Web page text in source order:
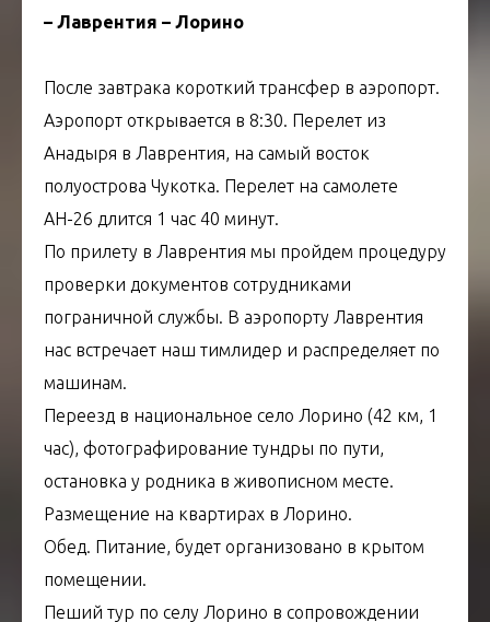
– Лаврентия – Лорино
После завтрака короткий трансфер в аэропорт.
Аэропорт открывается в 8:30. Перелет из
Анадыря в Лаврентия, на самый восток
полуострова Чукотка. Перелет на самолете
АН-26 длится 1 час 40 минут.
По прилету в Лаврентия мы пройдем процедуру
проверки документов сотрудниками
пограничной службы. В аэропорту Лаврентия
нас встречает наш тимлидер и распределяет по
машинам.
Переезд в национальное село Лорино (42 км, 1
час), фотографирование тундры по пути,
остановка у родника в живописном месте.
Размещение на квартирах в Лорино.
Обед. Питание, будет организовано в крытом
помещении.
Пеший тур по селу Лорино в сопровождении